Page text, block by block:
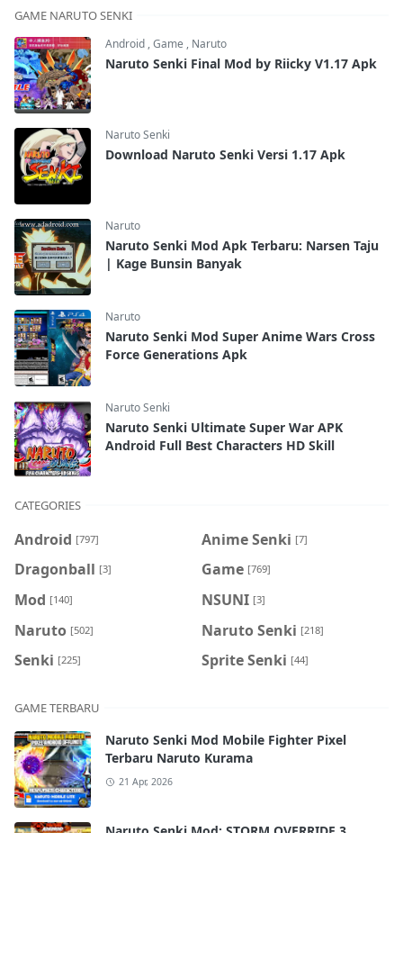
GAME NARUTO SENKI
Android ,Game , Naruto
Naruto Senki Final Mod by Riicky V1.17 Apk
Naruto Senki
Download Naruto Senki Versi 1.17 Apk
Naruto
Naruto Senki Mod Apk Terbaru: Narsen Taju
| Kage Bunsin Banyak
Naruto
Naruto Senki Mod Super Anime Wars Cross
Force Generations Apk
Naruto Senki
Naruto Senki Ultimate Super War APK
Android Full Best Characters HD Skill
CATEGORIES
Android [797] Anime Senki [7]
Dragonball [3] Game [769]
Mod [140] NSUNI [3]
Naruto [502] Naruto Senki [218]
Senki [225] Sprite Senki [44]
GAME TERBARU
Naruto Senki Mod Mobile Fighter Pixel
Terbaru Naruto Kurama
21 Apr, 2026
Naruto Senki Mod: STORM OVERRIDE 3